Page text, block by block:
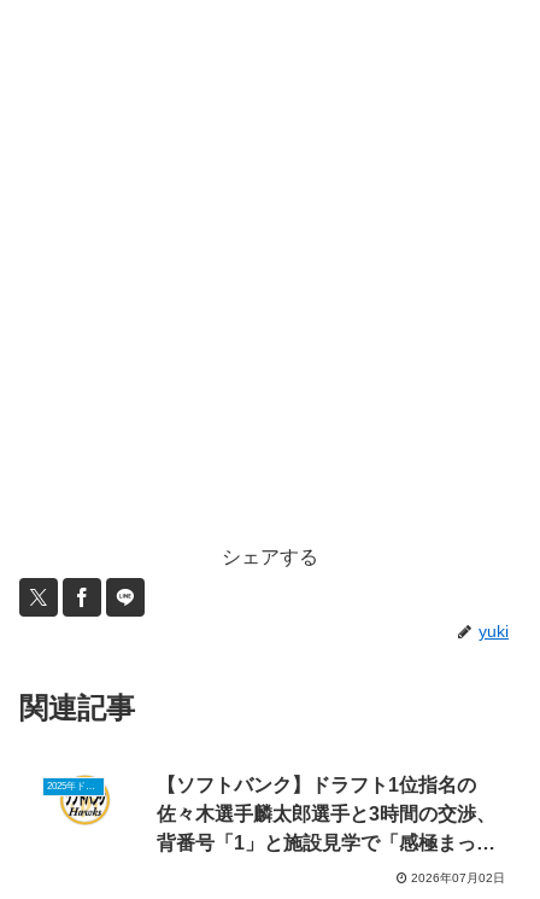
シェアする
yuki
関連記事
2025年ドラフトニュース
【ソフトバンク】ドラフト1位指名の
佐々木選手麟太郎選手と3時間の交渉、
背番号「1」と施設見学で「感極まって
2026年07月02日